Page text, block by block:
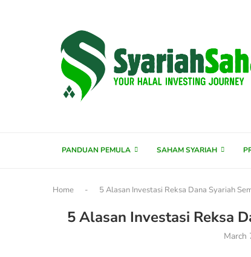
PANDUAN PEMULA SAHAM SYARIAH
Home - 5 Alasan Investasi Reksa Dana Syariah
5 Alasan Investasi Reksa
March